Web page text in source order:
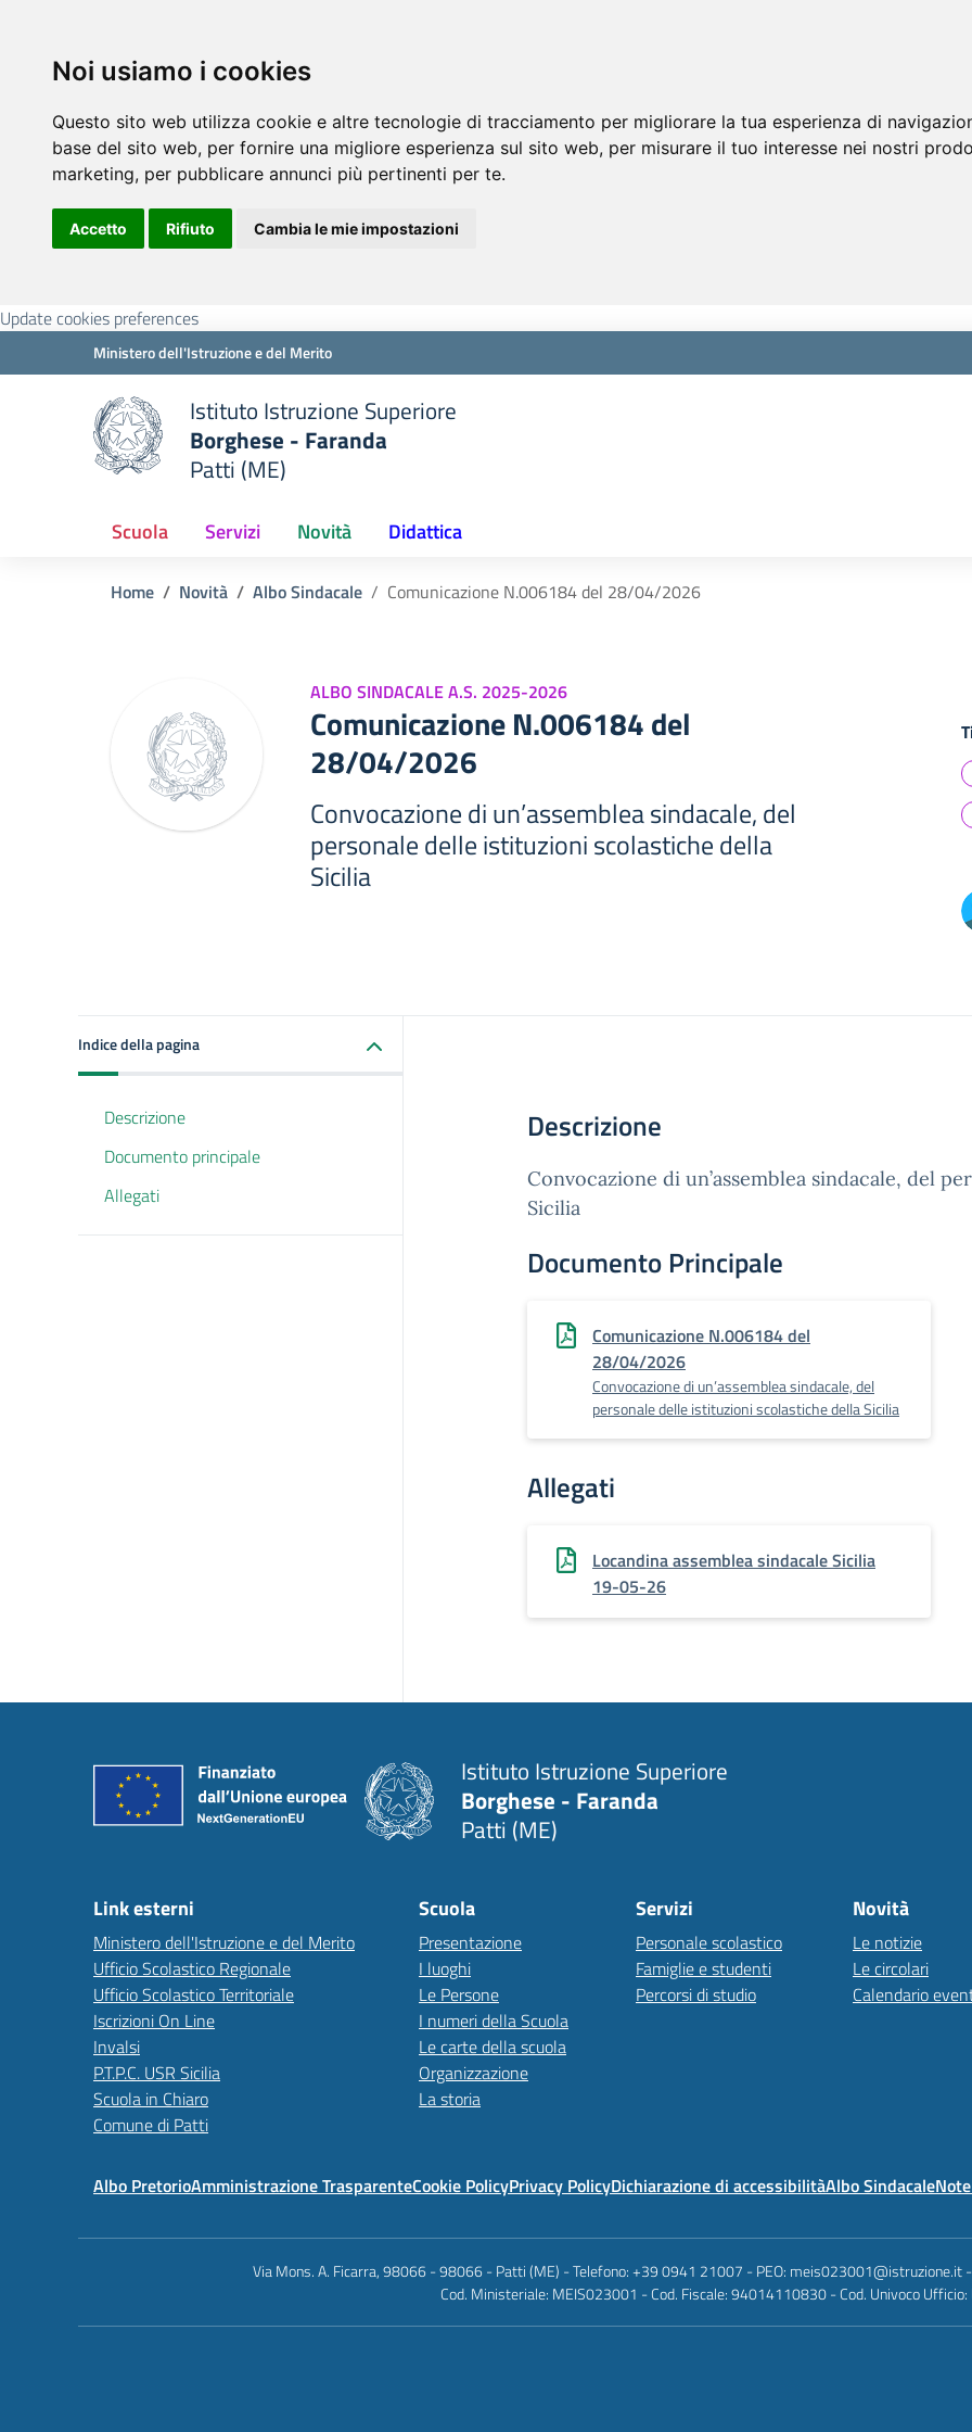
Noi usiamo i cookies
Questo sito web utilizza cookie e altre tecnologie di tracciamento per migliorare la tua esperienza di
base del sito web, per fornire una migliore esperienza sul sito web, per misurare il tuo interesse nei nostri
marketing, per pubblicare annunci più pertinenti per te.
Accetto Rifiuto Cambia le mie impostazioni
Update cookies preferences
Ministero dell'Istruzione e del Merito
Istituto Istruzione Superiore
Borghese - Faranda
Patti (ME)
Scuola Servizi Novità Didattica
Home Novità Albo Sindacale Comunicazione N.006184 del 28/04/2026
ALBO SINDACALE A.S. 2025-2026
Comunicazione N.006184 del
28/04/2026
Convocazione di un’assemblea sindacale, del
personale delle istituzioni scolastiche della
Sicilia
Indice della pagina
Descrizione
Documento principale
Allegati
Descrizione
Convocazione di un’assemblea sindacale, del
Sicilia
Documento Principale
Comunicazione N.006184 del
28/04/2026
Convocazione di un’assemblea sindacale, del
personale delle istituzioni scolastiche della Sicilia
Allegati
Locandina assemblea sindacale Sicilia
19-05-26
Istituto Istruzione Superiore
Borghese - Faranda
Patti (ME)
Link esterni
Ministero dell'Istruzione e del Merito
Ufficio Scolastico Regionale
Ufficio Scolastico Territoriale
Iscrizioni On Line
Invalsi
P.T.P.C. USR Sicilia
Scuola in Chiaro
Comune di Patti
Scuola
Presentazione
I luoghi
Le Persone
I numeri della Scuola
Le carte della scuola
Organizzazione
La storia
Servizi
Personale scolastico
Famiglie e studenti
Percorsi di studio
Novità
Le notizie
Le circolari
Calendario
Albo PretorioAmministrazione TrasparenteCookie PolicyPrivacy PolicyDichiarazione di accessibilitàAlbo Sindacale
Via Mons. A. Ficarra, 98066 - 98066 - Patti (ME) - Telefono: +39 0941 21007 - PEO: meis023001@istruzione.it
Cod. Ministeriale: MEIS023001 - Cod. Fiscale: 94014110830 - Cod. Univoco Ufficio: